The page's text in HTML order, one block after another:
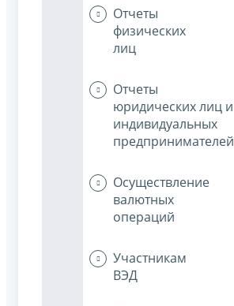
Отчеты
физических
лиц
Отчеты
юридических лиц и
индивидуальных
предпринимателей
Осуществление
валютных
операций
Участникам
ВЭД